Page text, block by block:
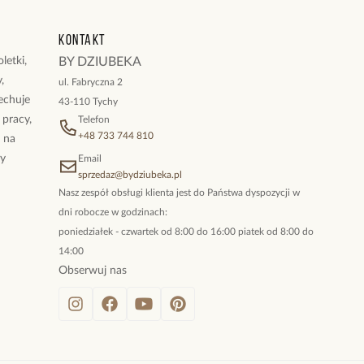
na
Kontakt
BY DZIUBEKA
ul. Fabryczna 2
43-110 Tychy
Telefon
+48 733 744 810
Email
sprzedaz@bydziubeka.pl
Nasz zespół obsługi klienta jest do Państwa dyspozycji w
dni robocze w godzinach:
poniedziałek - czwartek od 8:00 do 16:00 piatek od 8:00 do
14:00
Obserwuj nas